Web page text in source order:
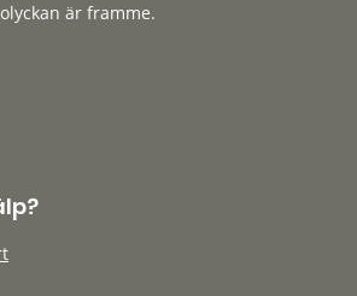
är framme.